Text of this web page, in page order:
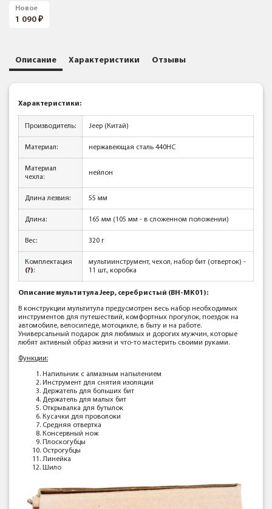
Новое
1 090
Описание Характеристики Отзывы
Характеристики:
Производитель: Jeep (Китай)
Материал: нержавеющая сталь 440HC
Материал
чехла:
нейлон
Длина лезвия: 55 мм
Длина: 165 мм (105 мм - в сложенном положении)
Вес: 320 г
Комплектация
(?):
мультиинструмент, чехол, набор бит (отверток) -
11 шт., коробка
Описание мультитула Jeep, серебристый (BH-MK01):
В конструкции мультитула предусмотрен весь набор необходимых
инструментов для путешествий, комфортных прогулок, поездок на
автомобиле, велосипеде, мотоцикле, в быту и на работе.
Универсальный подарок для любимых и дорогих мужчин, которые
любят активный образ жизни и что-то мастерить своими руками.
Функции:
Напильник с алмазным напылением
Инструмент для снятия изоляции
Держатель для больших бит
Держатель для малых бит
Открывалка для бутылок
Кусачки для проволоки
Средняя отвертка
Консервный нож
Плоскогубцы
Острогубцы
Линейка
Шило